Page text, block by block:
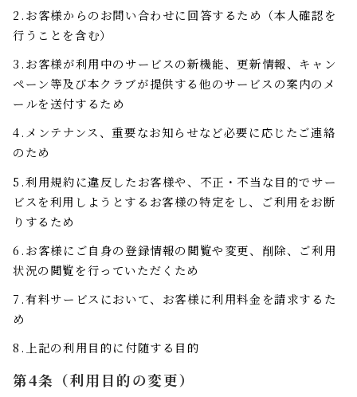
2.お客様からのお問い合わせに回答するため（本人確認を
行うことを含む）
3.お客様が利用中のサービスの新機能、更新情報、キャン
ペーン等及び本クラブが提供する他のサービスの案内のメ
ールを送付するため
4.メンテナンス、重要なお知らせなど必要に応じたご連絡
のため
5.利用規約に違反したお客様や、不正・不当な目的でサー
ビスを利用しようとするお客様の特定をし、ご利用をお断
りするため
6.お客様にご自身の登録情報の閲覧や変更、削除、ご利用
状況の閲覧を行っていただくため
7.有料サービスにおいて、お客様に利用料金を請求するた
め
8.上記の利用目的に付随する目的
第4条（利用目的の変更）